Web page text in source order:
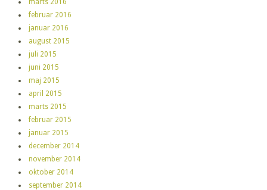
februar 2016
januar 2016
august 2015
juli 2015
juni 2015
maj 2015
april 2015
marts 2015
februar 2015
januar 2015
december 2014
november 2014
oktober 2014
september 2014